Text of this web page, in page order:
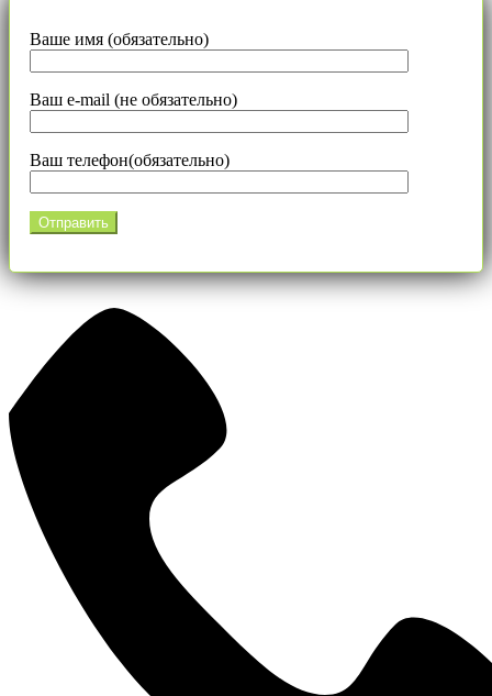
Ваше имя (обязательно)
Ваш e-mail (не обязательно)
Ваш телефон(обязательно)